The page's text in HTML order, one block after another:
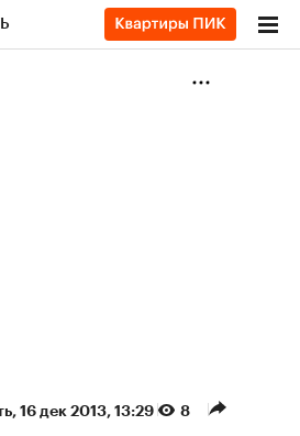
⁠, 16 дек 2013, 13:29 8